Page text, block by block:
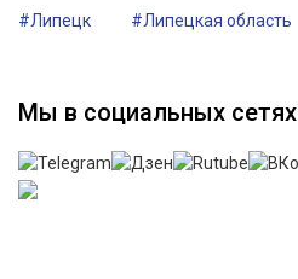
#Липецк #Липецкая область
Мы в социальных сетях